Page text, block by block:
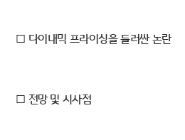
□ 다이내믹 프라이싱을 둘러싼 논란
□ 전망 및 시사점